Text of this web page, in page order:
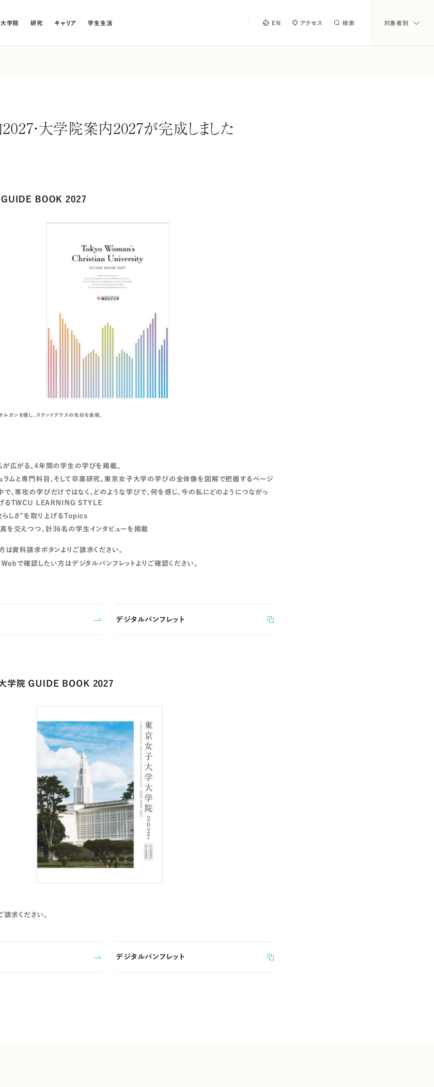
大学院 研究 キャリア 学生生活 EN アクセス 検索 対象者別
・大学院案内2027が完成しました
BOOK 2027
ガンを模し、ステンドグラスの色彩を表現。
が広がる。4年間の学生の学びを掲載。
ラムと専門科目、そして卒業研究。東京女子大学の学びの全体像を図解で把握するページ
、専攻の学びだけではなく、どのような学びで、何を感じ、今の私にどのようにつながっ
るTWCU LEARNING STYLE
しさ”を取り上げるTopics
を交えつつ、計36名の学生インタビューを掲載
は資料請求ボタンよりご請求ください。
で確認したい方はデジタルパンフレットよりご確認ください。
デジタルパンフレット
学院 GUIDE BOOK 2027
求ください。
デジタルパンフレット